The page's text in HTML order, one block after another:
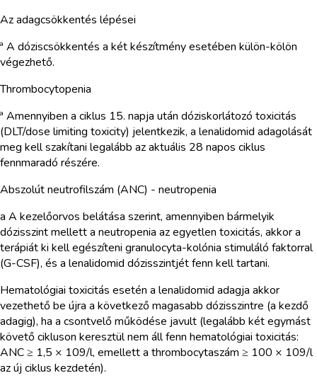
Az adagcsökkentés lépései
ª A dóziscsökkentés a két készítmény esetében külön-kölön
végezhető.
Thrombocytopenia
ª Amennyiben a ciklus 15. napja után dóziskorlátozó toxicitás
(DLT/dose limiting toxicity) jelentkezik, a lenalidomid adagolását
meg kell szakítani legalább az aktuális 28 napos ciklus
fennmaradó részére.
Abszolút neutrofilszám (ANC) - neutropenia
a A kezelőorvos belátása szerint, amennyiben bármelyik
dózisszint mellett a neutropenia az egyetlen toxicitás, akkor a
terápiát ki kell egészíteni granulocyta-kolónia stimuláló faktorral
(G-CSF), és a lenalidomid dózisszintjét fenn kell tartani.
Hematológiai toxicitás esetén a lenalidomid adagja akkor
vezethető be újra a következő magasabb dózisszintre (a kezdő
adagig), ha a csontvelő működése javult (legalább két egymást
követő cikluson keresztül nem áll fenn hematológiai toxicitás:
ANC ≥ 1,5 × 109/l, emellett a thrombocytaszám ≥ 100 × 109/l
az új ciklus kezdetén).